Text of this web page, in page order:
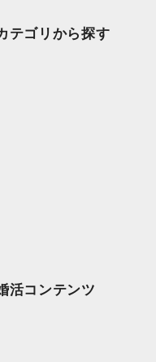
テゴリから探す
活コンテンツ